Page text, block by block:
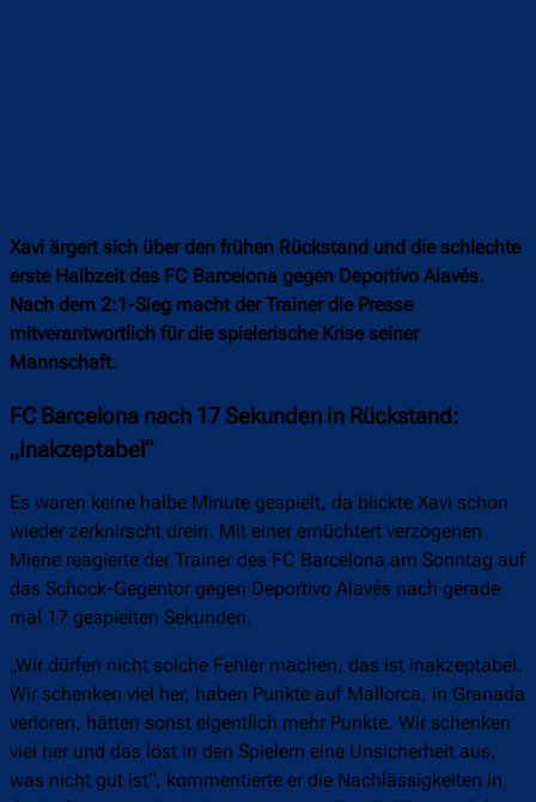
Xavi ärgert sich über den frühen Rückstand und die schlechte
erste Halbzeit des FC Barcelona gegen Deportivo Alavés.
Nach dem 2:1-Sieg macht der Trainer die Presse
mitverantwortlich für die spielerische Krise seiner
Mannschaft.
FC Barcelona nach 17 Sekunden in Rückstand:
„Inakzeptabel“
Es waren keine halbe Minute gespielt, da blickte Xavi schon
wieder zerknirscht drein. Mit einer ernüchtert verzogenen
Miene reagierte der Trainer des FC Barcelona am Sonntag auf
das Schock-Gegentor gegen Deportivo Alavés nach gerade
mal 17 gespielten Sekunden.
„Wir dürfen nicht solche Fehler machen, das ist inakzeptabel.
Wir schenken viel her, haben Punkte auf Mallorca, in Granada
verloren, hätten sonst eigentlich mehr Punkte. Wir schenken
viel her und das löst in den Spielern eine Unsicherheit aus,
was nicht gut ist“, kommentierte er die Nachlässigkeiten in